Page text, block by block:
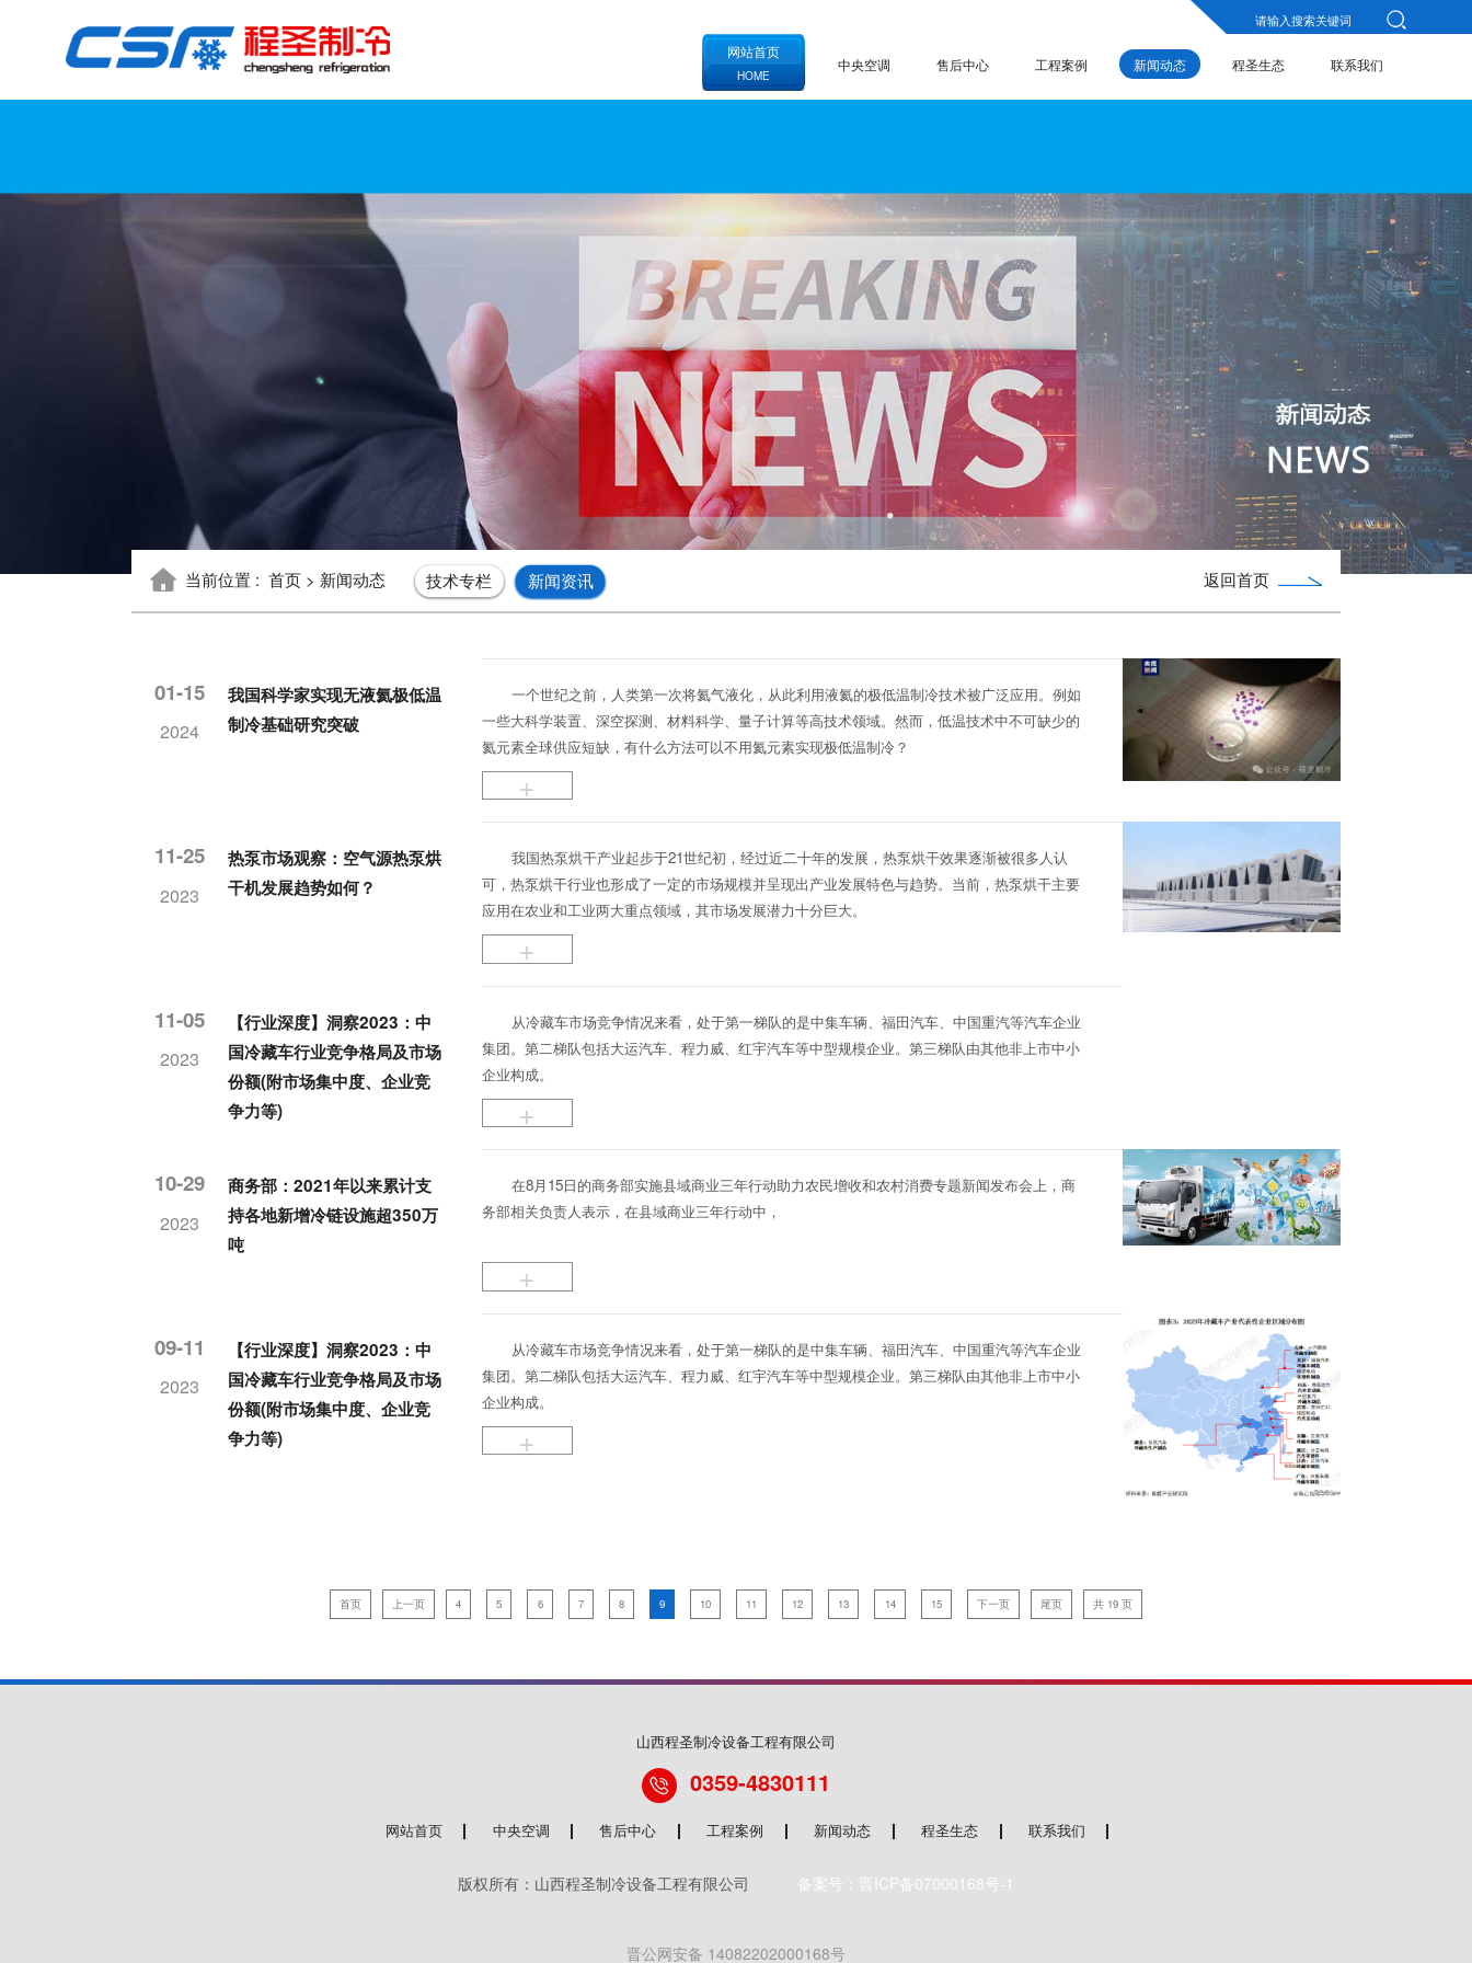
网站首页
HOME
中央空调 售后中心 工程案例 新闻动态 程圣生态 联系我们
当前位置 : 首页 > 新闻动态 技术专栏 新闻资讯 返回首页
01-15
2024
我国科学家实现无液氦极低温
制冷基础研究突破
一个世纪之前，人类第一次将氦气液化，从此利用液氦的极低温制冷技术被广泛应用。例如
一些大科学装置、深空探测、材料科学、量子计算等高技术领域。然而，低温技术中不可缺少的
氦元素全球供应短缺，有什么方法可以不用氦元素实现极低温制冷？
+
11-25
2023
热泵市场观察：空气源热泵烘
干机发展趋势如何？
我国热泵烘干产业起步于21世纪初，经过近二十年的发展，热泵烘干效果逐渐被很多人认
可，热泵烘干行业也形成了一定的市场规模并呈现出产业发展特色与趋势。当前，热泵烘干主要
应用在农业和工业两大重点领域，其市场发展潜力十分巨大。
+
11-05
2023
【行业深度】洞察2023：中
国冷藏车行业竞争格局及市场
份额(附市场集中度、企业竞
争力等)
从冷藏车市场竞争情况来看，处于第一梯队的是中集车辆、福田汽车、中国重汽等汽车企业
集团。第二梯队包括大运汽车、程力威、红宇汽车等中型规模企业。第三梯队由其他非上市中小
企业构成。
+
10-29
2023
商务部：2021年以来累计支
持各地新增冷链设施超350万
吨
在8月15日的商务部实施县域商业三年行动助力农民增收和农村消费专题新闻发布会上，商
务部相关负责人表示，在县域商业三年行动中，
+
09-11
2023
【行业深度】洞察2023：中
国冷藏车行业竞争格局及市场
份额(附市场集中度、企业竞
争力等)
从冷藏车市场竞争情况来看，处于第一梯队的是中集车辆、福田汽车、中国重汽等汽车企业
集团。第二梯队包括大运汽车、程力威、红宇汽车等中型规模企业。第三梯队由其他非上市中小
企业构成。
+
首页 上一页 4 5 6 7 8 9 10 11 12 13 14 15 下一页 尾页 共 19 页
山西程圣制冷设备工程有限公司
0359-4830111
网站首页 中央空调 售后中心 工程案例 新闻动态 程圣生态 联系我们
版权所有：山西程圣制冷设备工程有限公司 备案号：晋ICP备07000168号-1
晋公网安备 14082202000168号